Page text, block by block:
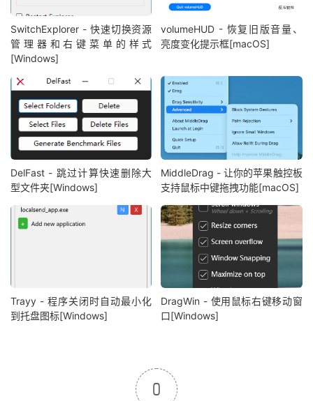
SwitchExplorer - 快速切换资源
管理器和右键菜单的样式
[Windows]
volumeHUD - 恢复旧版音量、
亮度变化提示框[macOS]
DelFast - 跳过计算快速删除大
型文件夹[Windows]
MiddleDrag - 让你的苹果触控板
支持鼠标中键拖拽功能[macOS]
Trayy - 程序关闭时自动最小化
到托盘图标[Windows]
DragWin - 使用鼠标右键移动窗
口[Windows]
0